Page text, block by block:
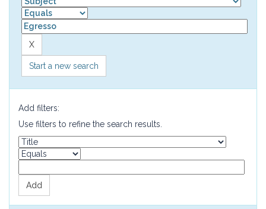
Start a new search
Add filters:
Use filters to refine the search results.